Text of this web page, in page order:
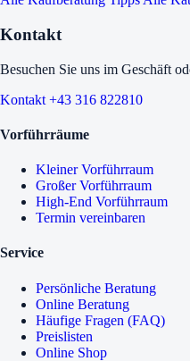
Kontakt
Besuchen Sie uns im Geschäft
Kontakt +43 316 822810
Vorführräume
Kleiner Vorführraum
Großer Vorführraum
High-End Vorführraum
Termin vereinbaren
Service
Persönliche Beratung
Online Beratung
Häufige Fragen (FAQ)
Preislisten
Online Shop